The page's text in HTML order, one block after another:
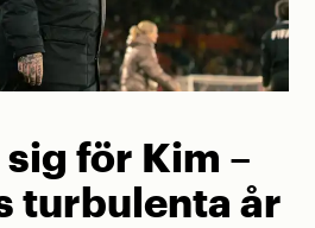
för Kim –
turbulenta år